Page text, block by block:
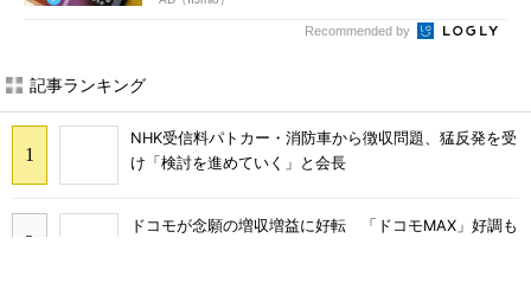
Recommended by
記事ランキング
NHK受信料パトカー・消防車から徴収問題、猛反発を受
け「検討を進めていく」と会長
ドコモが念願の増収増益に好転 「ドコモMAX」好調も